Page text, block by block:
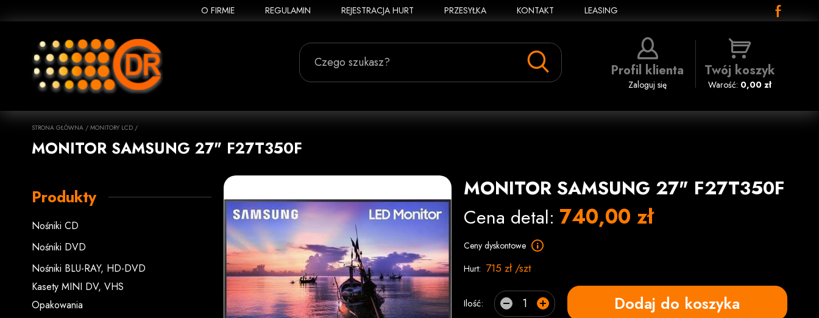
O FIRMIE REGULAMIN REJESTRACJA HURT PRZESYŁKA KONTAKT LEASING
Czego szukasz? Profil klienta
Zaloguj się
Twój koszyk
Warość: 0,00 zł
STRONA GŁÓWNA / MONITORY LCD /
MONITOR SAMSUNG 27" F27T350F
Produkty
Nośniki CD
Nośniki DVD
Nośniki BLU-RAY, HD-DVD
Kasety MINI DV, VHS
Opakowania
MONITOR SAMSUNG 27" F27T350F
Cena detal: 740,00 zł
Ceny dyskontowe
Hurt: 715 zł /szt
Ilość: Dodaj do koszyka